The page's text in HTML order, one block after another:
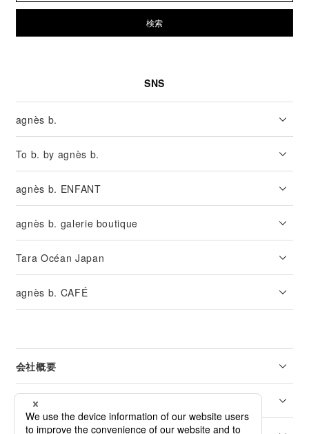
検索
SNS
agnès b.
To b. by agnès b.
agnès b. ENFANT
agnès b. galerie boutique
Tara Océan Japan
agnès b. CAFÉ
会社概要
リーガル